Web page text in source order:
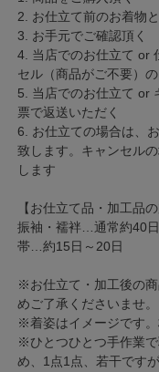
2. お仕立て前のお着物
3. お手元でご確認頂く
4. 当店でのお仕立て or
セル（商品がご不要）
5. 当店でのお仕立て or
票で返送いただく
6. お仕立ての場合は、
致します。キャンセル
します
【お仕立て品・加工品
振袖・襦袢…通常約40日
帯…約15日～20日
※お仕立て・加工後の
めご了承くださいませ。
※着姿はイメージです。
※ひとつひとつ手作業
め、1点1点、若干です